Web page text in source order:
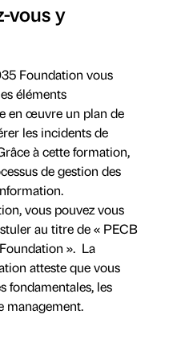
vous y
Foundation vous
éléments
en œuvre un plan de
les incidents de
à cette formation,
de gestion des
vous pouvez vous
au titre de « PECB
». La
atteste que vous
fondamentales, les
management.